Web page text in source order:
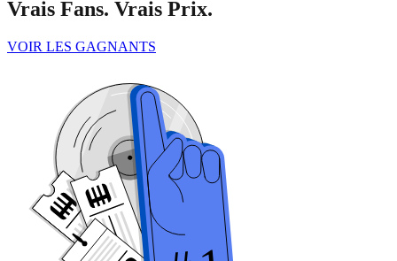
Vrais Fans. Vrais Prix.
VOIR LES GAGNANTS